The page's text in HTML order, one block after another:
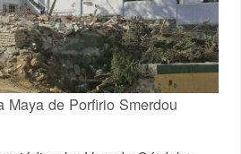
Maya de Porfirio Smerdou